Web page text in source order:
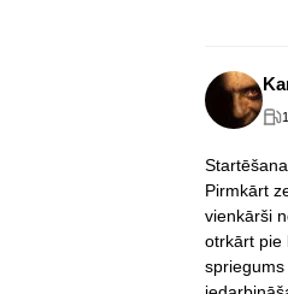
Pirmkārt
vienkārši
otrkārt pie